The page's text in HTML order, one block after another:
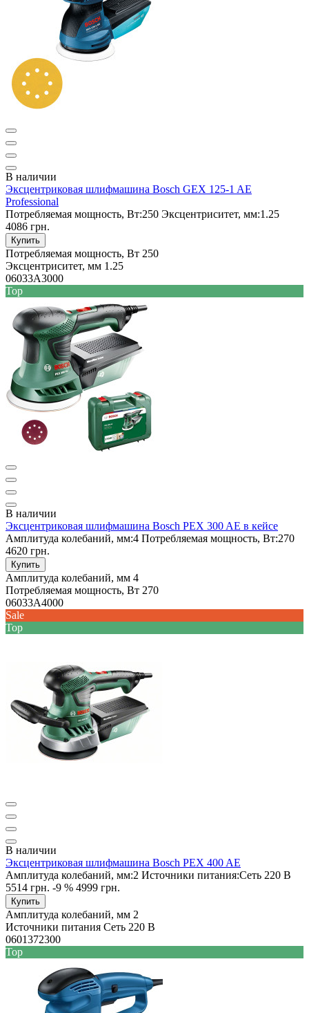
В наличии
Эксцентриковая шлифмашина Bosch GEX 125-1 AE
Professional
Потребляемая мощность, Вт:250 Эксцентриситет, мм:1.25
4086 грн.
Купить
Потребляемая мощность, Вт 250
Эксцентриситет, мм 1.25
06033A3000
Top
В наличии
Эксцентриковая шлифмашина Bosch PEX 300 AE в кейсе
Амплитуда колебаний, мм:4 Потребляемая мощность, Вт:270
4620 грн.
Купить
Амплитуда колебаний, мм 4
Потребляемая мощность, Вт 270
06033A4000
Sale
Top
В наличии
Эксцентриковая шлифмашина Bosch PEX 400 AE
Амплитуда колебаний, мм:2 Источники питания:Сеть 220 В
5514 грн. -9 % 4999 грн.
Купить
Амплитуда колебаний, мм 2
Источники питания Сеть 220 В
0601372300
Top